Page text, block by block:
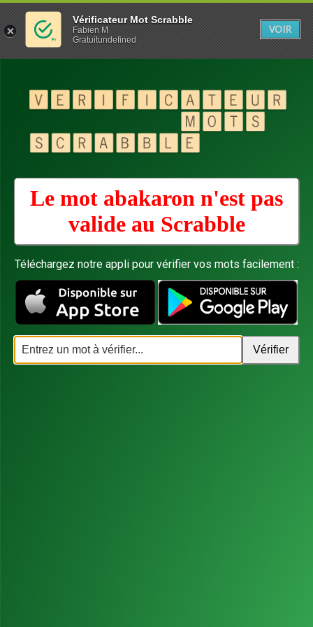
Le mot abakaron n'est pas
valide au Scrabble
Téléchargez notre appli pour vérifier vos mots facilement :
Vérificateur Mot Scrabble
Fabien M
Gratuitundefined
VOIR